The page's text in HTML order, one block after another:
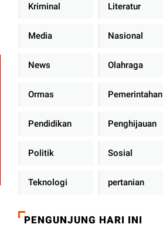
Kriminal Literatur
Media Nasional
News Olahraga
Ormas Pemerintahan
Pendidikan Penghijauan
Politik Sosial
Teknologi pertanian
PENGUNJUNG HARI INI